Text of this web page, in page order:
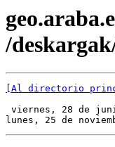
/
[Al directorio
viernes, 28 de
lunes, 25 de